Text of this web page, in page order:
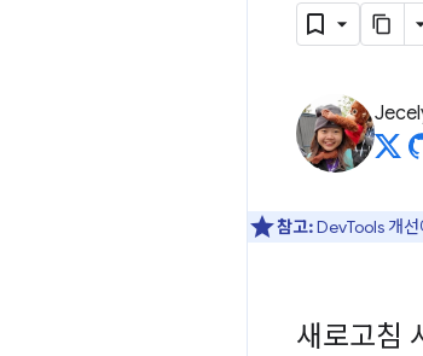
참고:DevTools 개
새로고침